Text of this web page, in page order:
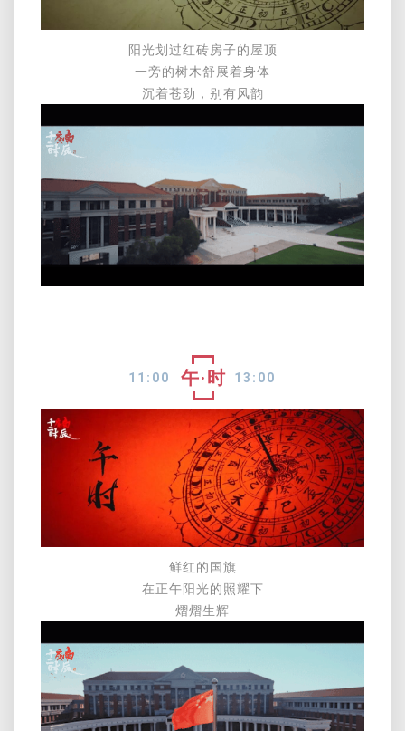
阳光划过红砖房子的屋顶
一旁的树木舒展着身体
沉着苍劲，别有风韵
11:00 午·时 13: 00
鲜红的国旗
在正午阳光的照耀下
熠熠生辉